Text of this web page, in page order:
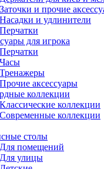
Заточки и прочие
Насадки и удлинители
Перчатки
для игрока
Перчатки
Часы
Тренажеры
Прочие аксессуары
коллекции
Классические коллекции
Современные коллекции
столы
Для помещений
Для улицы